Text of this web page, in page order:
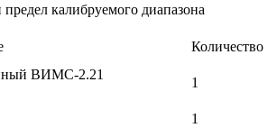
предел калибруемого диапазона
Количество
ВИМС-2.21
1
1